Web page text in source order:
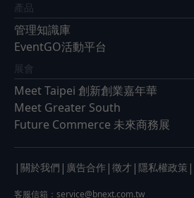
產品
管理知識庫
EventGO活動平台
展會
Meet Taipei 創新創業嘉年華
Meet Greater South
Future Commerce 未來商務展
| 關於我們 | 廣告合作 | 徵才 | 隱私權政策 |
客服信箱： service@bnext.com.tw